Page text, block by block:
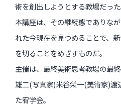
インタビュー
受講生・修了生の活動
展覧会アーカイブ
座談会
講座レポート
術を創出しようとする教場だった
本講座は、その継続態でありな
れた今現在を見つめることで、
を切ることをめざすものだ。
主催は、最終美術思考教場の最
雄二(写真家)米谷栄一(美術家)渡
た宥学会。